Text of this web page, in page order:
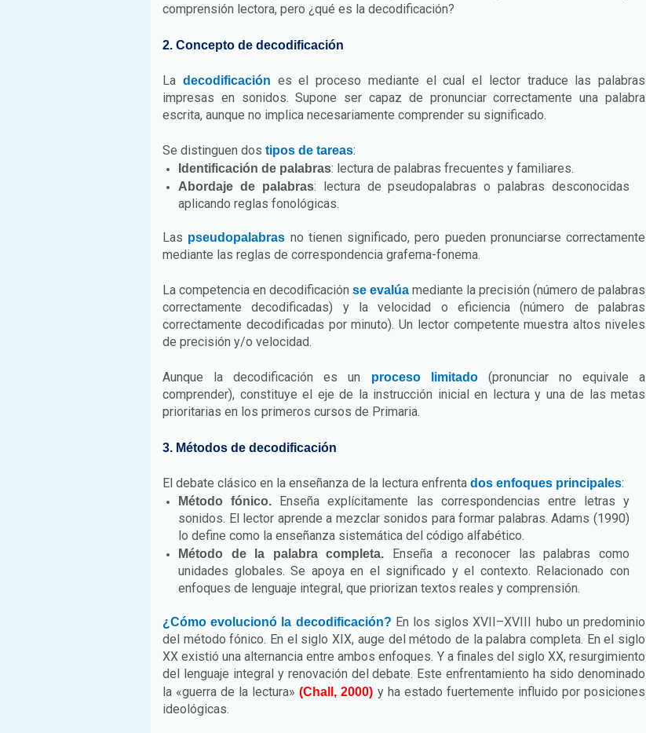
comprensión lectora, pero ¿qué es la decodificación?
2. Concepto de decodificación
La decodificación es el proceso mediante el cual el lector traduce las palabras
impresas en sonidos. Supone ser capaz de pronunciar correctamente una palabra
escrita, aunque no implica necesariamente comprender su significado.
Se distinguen dos tipos de tareas:
Identificación de palabras: lectura de palabras frecuentes y familiares.
Abordaje de palabras: lectura de pseudopalabras o palabras desconocidas
aplicando reglas fonológicas.
Las pseudopalabras no tienen significado, pero pueden pronunciarse correctamente
mediante las reglas de correspondencia grafema-fonema.
La competencia en decodificación se evalúa mediante la precisión (número de palabras
correctamente decodificadas) y la velocidad o eficiencia (número de palabras
correctamente decodificadas por minuto). Un lector competente muestra altos niveles
de precisión y/o velocidad.
Aunque la decodificación es un proceso limitado(pronunciar no equivale a
comprender), constituye el eje de la instrucción inicial en lectura y una de las metas
prioritarias en los primeros cursos de Primaria.
3. Métodos de decodificación
El debate clásico en la enseñanza de la lectura enfrenta dos enfoques principales:
Método fónico. Enseña explícitamente las correspondencias entre letras y
sonidos. El lector aprende a mezclar sonidos para formar palabras. Adams (1990)
lo define como la enseñanza sistemática del código alfabético.
Método de la palabra completa. Enseña a reconocer las palabras como
unidades globales. Se apoya en el significado y el contexto. Relacionado con
enfoques de lenguaje integral, que priorizan textos reales y comprensión.
¿Cómo evolucionó la decodificación? En los siglos XVII–XVIII hubo un predominio
del método fónico. En el siglo XIX, auge del método de la palabra completa. En el siglo
XX existió una alternancia entre ambos enfoques. Y a finales del siglo XX, resurgimiento
del lenguaje integral y renovación del debate. Este enfrentamiento ha sido denominado
la «guerra de la lectura»(Chall, 2000) y ha estado fuertemente influido por posiciones
ideológicas.